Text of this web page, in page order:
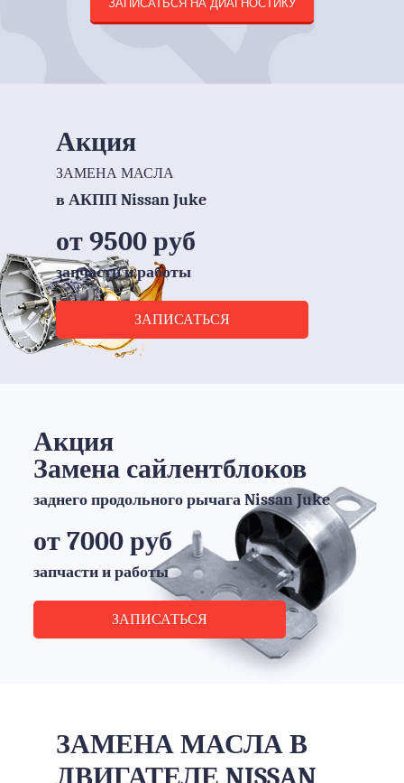
ЗАПИСАТЬСЯ НА ДИАГНОСТИКУ
Акция
ЗАМЕНА МАСЛА
в АКПП Nissan Juke
от 9500 руб
запчасти и работы
ЗАПИСАТЬСЯ
Акция
Замена сайлентблоков
заднего продольного рычага Nissan Juke
от 7000 руб
запчасти и работы
ЗАПИСАТЬСЯ
ЗАМЕНА МАСЛА В